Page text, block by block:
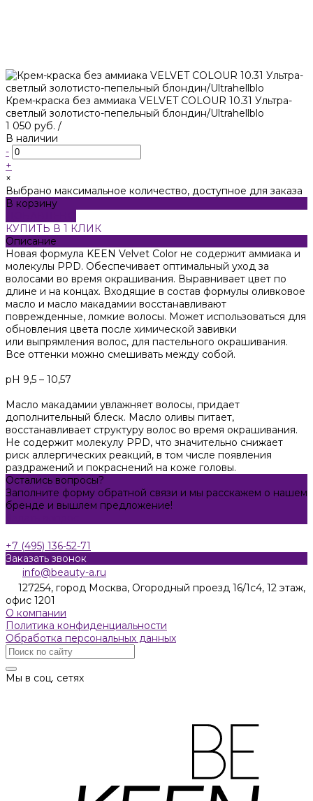
Крем-краска без аммиака VELVET COLOUR 10.31 Ультра-
светлый золотисто-пепельный блондин/Ultrahellblo
1 050 руб. /
В наличии
-
+
×
Выбрано максимальное количество, доступное для заказа
В корзину
КУПИТЬ В 1 КЛИК
Описание
Новая формула KEEN Velvet Color не содержит аммиака и
молекулы PPD. Обеспечивает оптимальный уход за
волосами во время окрашивания. Выравнивает цвет по
длине и на концах. Входящие в состав формулы оливковое
масло и масло макадамии восстанавливают
поврежденные, ломкие волосы. Может использоваться для
обновления цвета после химической завивки
или выпрямления волос, для пастельного окрашивания.
Все оттенки можно смешивать между собой.
pH 9,5 – 10,57
Масло макадамии увлажняет волосы, придает
дополнительный блеск. Масло оливы питает,
восстанавливает структуру волос во время окрашивания.
Не содержит молекулу PPD, что значительно снижает
риск аллергических реакций, в том числе появления
раздражений и покраснений на коже головы.
Остались вопросы?
Заполните форму обратной связи и мы расскажем о нашем
бренде и вышлем предложение!
+7 (495) 136-52-71
Заказать звонок
info@beauty-a.ru
127254, город Москва, Огородный проезд 16/1с4, 12 этаж,
офис 1201
О компании
Политика конфиденциальности
Обработка персональных данных
Мы в соц. сетях